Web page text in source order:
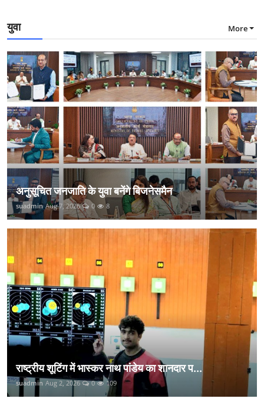
युवा More
अनुसूचित जनजाति के युवा बनेंगे बिजनेसमैन
suadmin Aug 7, 2026 0 8
राष्ट्रीय शूटिंग में भास्कर नाथ पांडेय का शानदार प...
suadmin Aug 2, 2026 0 109